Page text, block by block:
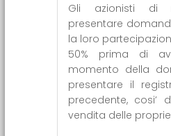
Gli azionisti di
presentare
la loro
50% prima di
momento della
presentare il
precedente, cosi’
vendita delle